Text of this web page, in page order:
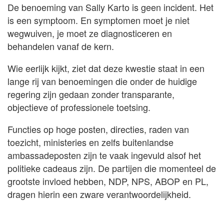
De benoeming van Sally Karto is geen incident. Het
is een symptoom. En symptomen moet je niet
wegwuiven, je moet ze diagnosticeren en
behandelen vanaf de kern.
Wie eerlijk kijkt, ziet dat deze kwestie staat in een
lange rij van benoemingen die onder de huidige
regering zijn gedaan zonder transparante,
objectieve of professionele toetsing.
Functies op hoge posten, directies, raden van
toezicht, ministeries en zelfs buitenlandse
ambassadeposten zijn te vaak ingevuld alsof het
politieke cadeaus zijn. De partijen die momenteel de
grootste invloed hebben, NDP, NPS, ABOP en PL,
dragen hierin een zware verantwoordelijkheid.